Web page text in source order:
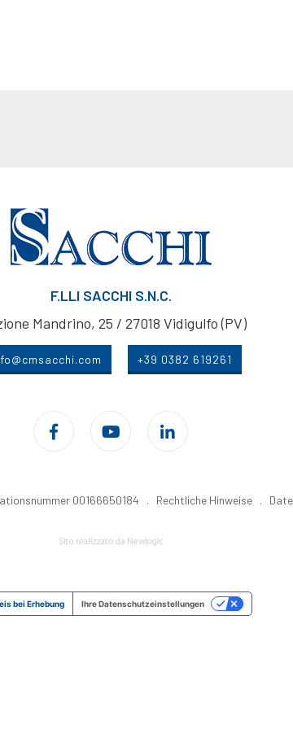
F.LLI SACCHI S.N.C.
Mandrino, 25 / 27018 Vidigulfo (PV)
+39 0382 619261
00166650184 . Rechtliche Hinweise .
bei Erhebung Ihre Datenschutzeinstellungen